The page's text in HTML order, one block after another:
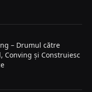
– Drumul către
Conving și Construiesc